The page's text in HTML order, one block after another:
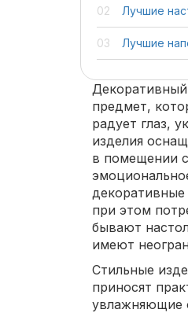
Лучшие
Лучшие
предмет,
радует глаз,
изделия
в помещении
при этом
бывают
имеют
Стильные
приносят
увлажняющие